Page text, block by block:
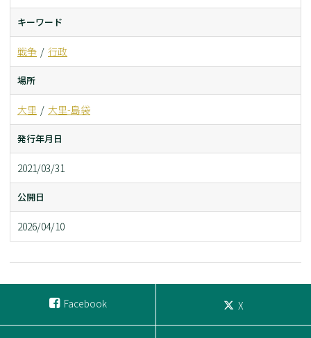
キーワード
戦争 行政
場所
大里 大里-島袋
発行年月日
2021/03/31
公開日
2026/04/10
Facebook X